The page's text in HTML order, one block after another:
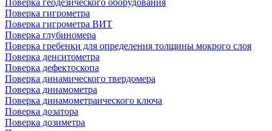
Поверка геодезического оборудования
Поверка гигрометра
Поверка гигрометра ВИТ
Поверка глубиномера
Поверка гребенки для определения толщины мокрого слоя
Поверка денситометра
Поверка дефектоскопа
Поверка динамического твердомера
Поверка динамометра
Поверка динамометраического ключа
Поверка дозатора
Поверка дозиметра